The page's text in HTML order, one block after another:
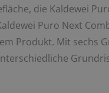
die Kaldewei
Puro Next
Produkt. Mit sechs